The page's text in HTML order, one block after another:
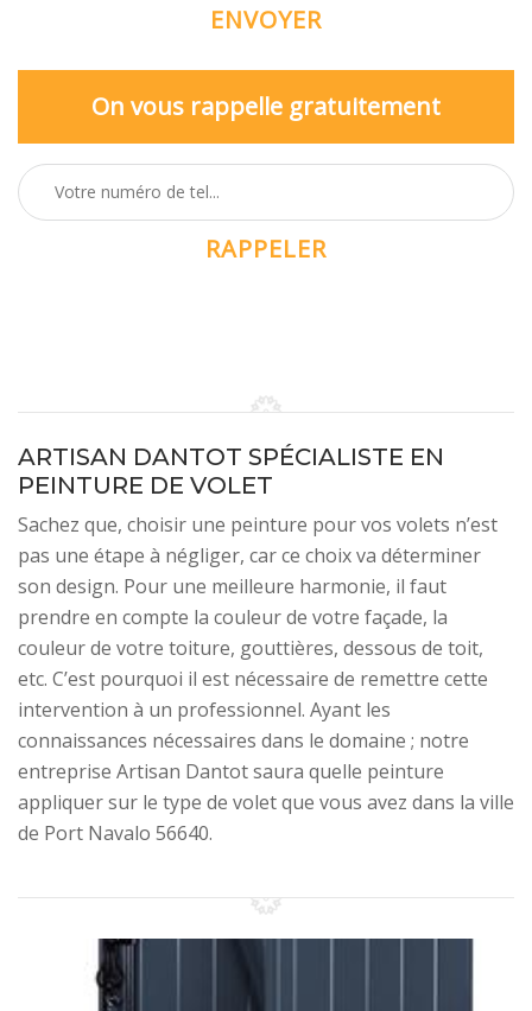
On vous rappelle gratuitement
ARTISAN DANTOT SPÉCIALISTE EN
PEINTURE DE VOLET
Sachez que, choisir une peinture pour vos volets n’est
pas une étape à négliger, car ce choix va déterminer
son design. Pour une meilleure harmonie, il faut
prendre en compte la couleur de votre façade, la
couleur de votre toiture, gouttières, dessous de toit,
etc. C’est pourquoi il est nécessaire de remettre cette
intervention à un professionnel. Ayant les
connaissances nécessaires dans le domaine ; notre
entreprise Artisan Dantot saura quelle peinture
appliquer sur le type de volet que vous avez dans la ville
de Port Navalo 56640.